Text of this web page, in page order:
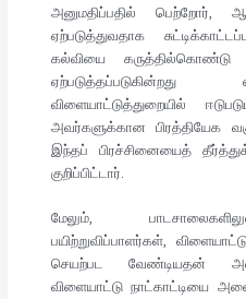
அனுமதிப்பதில் பெற்றோர்,
ஏற்படுத்துவதாக
கல்வியை
ஏற்படுத்தப்படுகின்றது
விளையாட்டுத்துறையில்
அவர்களுக்கான பிரத்தியேக
இந்தப் பிரச்சினையைத்
குறிப்பிட்டார்.
மேலும்,
பயிற்றுவிப்பாளர்கள்,
செயற்பட வேண்டியதன்
விளையாட்டு நாட்காட்டியை